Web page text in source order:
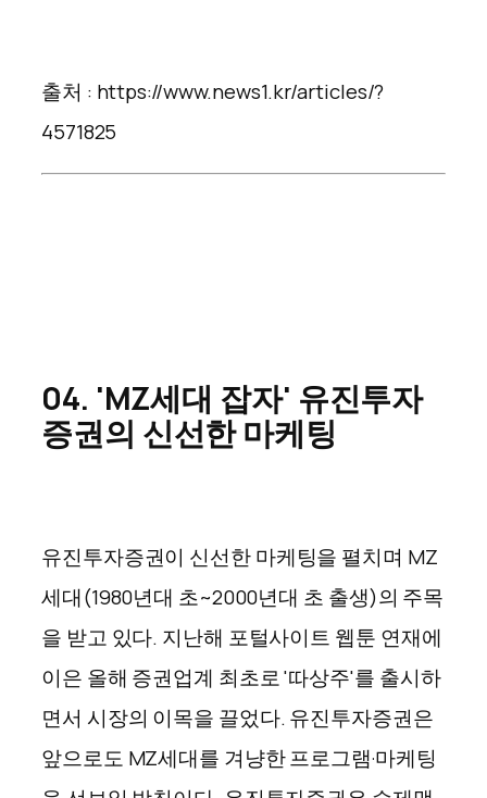
출처 : https://www.news1.kr/articles/?
4571825
04. 'MZ세대 잡자' 유진투자
증권의 신선한 마케팅
유진투자증권이 신선한 마케팅을 펼치며 MZ
세대(1980년대 초~2000년대 초 출생)의 주목
을 받고 있다. 지난해 포털사이트 웹툰 연재에
이은 올해 증권업계 최초로 '따상주'를 출시하
면서 시장의 이목을 끌었다. 유진투자증권은
앞으로도 MZ세대를 겨냥한 프로그램·마케팅